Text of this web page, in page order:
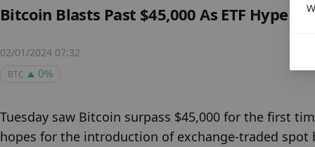
Bitcoin Blasts Past $45,000 As ETF Hype
02/01/2024 07:32
BTC 0%
Tuesday saw Bitcoin surpass $45,000 for the first
hopes for the introduction of exchange-traded